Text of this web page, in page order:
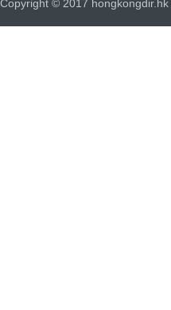
Copyright © 2017 hongkongdir.hk